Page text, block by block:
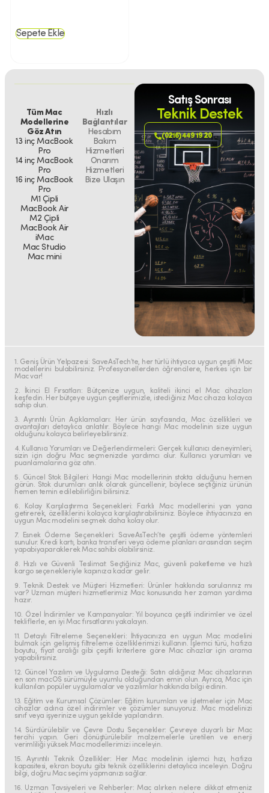
Sepete Ekle
Tüm Mac
Modellerine
Göz Atın
13 inç MacBook
Pro
14 inç MacBook
Pro
16 inç MacBook
Pro
M1 Çipli
MacBook Air
M2 Çipli
MacBook Air
iMac
Mac Studio
Mac mini
Hızlı
Bağlantılar
Hesabım
Bakım
Hizmetleri
Onarım
Hizmetleri
Bize Ulaşın
Satış Sonrası
Teknik Destek
(0216) 449 19 20
1. Geniş Ürün Yelpazesi: SaveAsTech’te, her türlü ihtiyaca uygun çeşitli Mac
modellerini bulabilirsiniz. Profesyonellerden öğrencilere, herkes için bir
Mac var!
2. İkinci El Fırsatları: Bütçenize uygun, kaliteli ikinci el Mac cihazları
keşfedin. Her bütçeye uygun çeşitlerimizle, istediğiniz Mac cihaza kolayca
sahip olun.
3. Ayrıntılı Ürün Açıklamaları: Her ürün sayfasında, Mac özellikleri ve
avantajları detaylıca anlatılır. Böylece hangi Mac modelinin size uygun
olduğunu kolayca belirleyebilirsiniz.
4. Kullanıcı Yorumları ve Değerlendirmeleri: Gerçek kullanıcı deneyimleri,
sizin için doğru Mac seçmenizde yardımcı olur. Kullanıcı yorumları ve
puanlamalarına göz atın.
5. Güncel Stok Bilgileri: Hangi Mac modellerinin stokta olduğunu hemen
görün. Stok durumları anlık olarak güncellenir, böylece seçtiğiniz ürünün
hemen temin edilebilirliğini bilirsiniz.
6. Kolay Karşılaştırma Seçenekleri: Farklı Mac modellerini yan yana
getirerek, özelliklerini kolayca karşılaştırabilirsiniz. Böylece ihtiyacınıza en
uygun Mac modelini seçmek daha kolay olur.
7. Esnek Ödeme Seçenekleri: SaveAsTech’te çeşitli ödeme yöntemleri
sunulur. Kredi kartı, banka transferi veya ödeme planları arasından seçim
yapabiyaparaklerek Mac sahibi olabilirsiniz.
8. Hızlı ve Güvenli Teslimat: Seçtiğiniz Mac, güvenli paketleme ve hızlı
kargo seçenekleriyle kapınıza kadar gelir.
9. Teknik Destek ve Müşteri Hizmetleri: Ürünler hakkında sorularınız mı
var? Uzman müşteri hizmetlerimiz Mac konusunda her zaman yardıma
hazır.
10. Özel İndirimler ve Kampanyalar: Yıl boyunca çeşitli indirimler ve özel
tekliflerle, en iyi Mac fırsatlarını yakalayın.
11. Detaylı Filtreleme Seçenekleri: İhtiyacınıza en uygun Mac modelini
bulmak için gelişmiş filtreleme özelliklerimizi kullanın. İşlemci türü, hafıza
boyutu, fiyat aralığı gibi çeşitli kriterlere göre Mac cihazlar için arama
yapabilirsiniz.
12. Güncel Yazılım ve Uygulama Desteği: Satın aldığınız Mac cihazlarının
en son macOS sürümüyle uyumlu olduğundan emin olun. Ayrıca, Mac için
kullanılan popüler uygulamalar ve yazılımlar hakkında bilgi edinin.
13. Eğitim ve Kurumsal Çözümler: Eğitim kurumları ve işletmeler için Mac
cihazlar adına özel indirimler ve çözümler sunuyoruz. Mac modelinizi
sınıf veya işyerinize uygun şekilde yapılandırın.
14. Sürdürülebilir ve Çevre Dostu Seçenekler: Çevreye duyarlı bir Mac
tercihi yapın. Geri dönüştürülebilir malzemelerle üretilen ve enerji
verimliliği yüksek Mac modellerimizi inceleyin.
15. Ayrıntılı Teknik Özellikler: Her Mac modelinin işlemci hızı, hafıza
kapasitesi, ekran boyutu gibi teknik özelliklerini detaylıca inceleyin. Doğru
bilgi, doğru Mac seçimi yapmanızı sağlar.
16. Uzman Tavsiyeleri ve Rehberler: Mac alırken nelere dikkat etmeniz